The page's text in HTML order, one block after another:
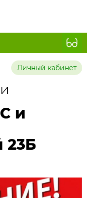
Личный кабинет
и
23Б